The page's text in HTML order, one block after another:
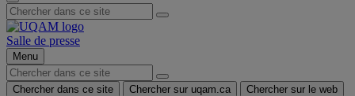
Salle de presse
Menu
Chercher dans ce site Chercher sur uqam.ca Chercher sur le web